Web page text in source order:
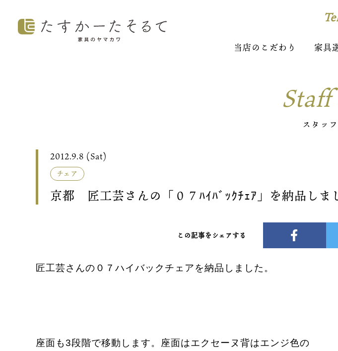
当店のこだわり 家具
スタッ
2012.9.8 (Sat)
チェア
京都 匠工芸さんの「０７ﾊｲﾊﾞｯｸﾁｪｱ」を納品しま
この記事をシェアする
匠工芸さんの０７ハイバックチェアを納品しました。
座面も3段階で移動します。座面はエクセーヌ背はエンジ色の